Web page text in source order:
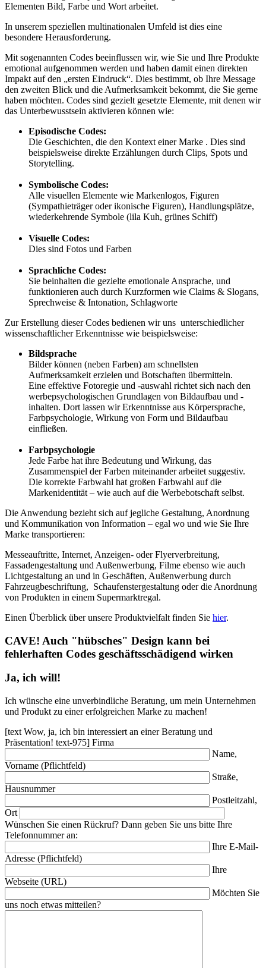
Elementen Bild, Farbe und Wort arbeitet.
In unserem speziellen multinationalen Umfeld ist dies eine
besondere Herausforderung.
Mit sogenannten Codes beeinflussen wir, wie Sie und Ihre Produkte
emotional aufgenommen werden und haben damit einen direkten
Impakt auf den „ersten Eindruck“. Dies bestimmt, ob Ihre Message
den zweiten Blick und die Aufmerksamkeit bekommt, die Sie gerne
haben möchten. Codes sind gezielt gesetzte Elemente, mit denen wir
das Unterbewusstsein aktivieren können wie:
Episodische Codes:
Die Geschichten, die den Kontext einer Marke . Dies sind
beispielsweise direkte Erzählungen durch Clips, Spots und
Storytelling.
Symbolische Codes:
Alle visuellen Elemente wie Markenlogos, Figuren
(Sympathieträger oder ikonische Figuren), Handlungsplätze,
wiederkehrende Symbole (lila Kuh, grünes Schiff)
Visuelle Codes:
Dies sind Fotos und Farben
Sprachliche Codes:
Sie beinhalten die gezielte emotionale Ansprache, und
funktionieren auch durch Kurzformen wie Claims & Slogans,
Sprechweise & Intonation, Schlagworte
Zur Erstellung dieser Codes bedienen wir uns unterschiedlicher
wissenschaftlicher Erkenntnisse wie beispielsweise:
Bildsprache
Bilder können (neben Farben) am schnellsten
Aufmerksamkeit erzielen und Botschaften übermitteln.
Eine effektive Fotoregie und -auswahl richtet sich nach den
werbepsychologischen Grundlagen von Bildaufbau und -
inhalten. Dort lassen wir Erkenntnisse aus Körpersprache,
Farbpsychologie, Wirkung von Form und Bildaufbau
einfließen.
Farbpsychologie
Jede Farbe hat ihre Bedeutung und Wirkung, das
Zusammenspiel der Farben miteinander arbeitet suggestiv.
Die korrekte Farbwahl hat großen Farbwahl auf die
Markenidentität – wie auch auf die Werbebotschaft selbst.
Die Anwendung bezieht sich auf jegliche Gestaltung, Anordnung
und Kommunikation von Information – egal wo und wie Sie Ihre
Marke transportieren:
Messeauftritte, Internet, Anzeigen- oder Flyerverbreitung,
Fassadengestaltung und Außenwerbung, Filme ebenso wie auch
Lichtgestaltung an und in Geschäften, Außenwerbung durch
Fahrzeugbeschriftung, Schaufenstergestaltung oder die Anordnung
von Produkten in einem Supermarktregal.
Einen Überblick über unsere Produktvielfalt finden Sie hier.
CAVE! Auch "hübsches" Design kann bei
fehlerhaften Codes geschäftsschädigend wirken
Ja, ich will!
Ich wünsche eine unverbindliche Beratung, um mein Unternehmen
und Produkt zu einer erfolgreichen Marke zu machen!
[text Wow, ja, ich bin interessiert an einer Beratung und
Präsentation! text-975] Firma
Name,
Vorname (Pflichtfeld)
Straße,
Hausnummer
Postleitzahl,
Ort
Wünschen Sie einen Rückruf? Dann geben Sie uns bitte Ihre
Telefonnummer an:
Ihre E-Mail-
Adresse (Pflichtfeld)
Ihre
Webseite (URL)
Möchten Sie
uns noch etwas mitteilen?